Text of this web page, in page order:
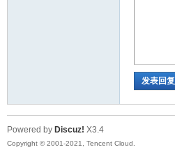
发表回复
Powered by Discuz! X3.4
Copyright © 2001-2021, Tencent Cloud.